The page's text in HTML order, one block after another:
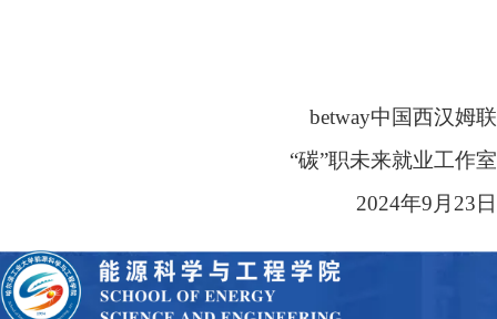
betway中国西汉姆联
“碳”职未来就业工作室
2024年9 月 23日